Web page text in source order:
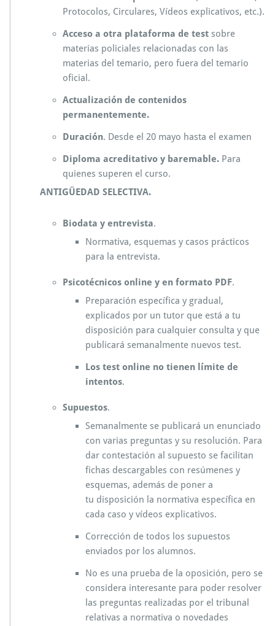
Protocolos, Circulares, Vídeos explicativos, etc.).
Acceso a otra plataforma de testsobre
materias policiales relacionadas con las
materias del temario, pero fuera del temario
oficial.
Actualización de contenidos
permanentemente.
Duración. Desde el 20 mayo hasta el examen
Diploma acreditativo y baremable.Para
quienes superen el curso.
ANTIGÜEDAD SELECTIVA.
Biodata y entrevista.
Normativa, esquemas y casos prácticos
para la entrevista.
Psicotécnicos online y en formato PDF.
Preparación específica y gradual,
explicados por un tutor que está a tu
disposición para cualquier consulta y que
publicará semanalmente nuevos test.
Los test online no tienen límite de
intentos.
Supuestos.
Semanalmente se publicará un enunciado
con varias preguntas y su resolución. Para
dar contestación al supuesto se facilitan
fichas descargables con resúmenes y
esquemas, además de poner a
tu disposición la normativa específica en
cada caso y vídeos explicativos.
Corrección de todos los supuestos
enviados por los alumnos.
No es una prueba de la oposición, pero se
considera interesante para poder resolver
las preguntas realizadas por el tribunal
relativas a normativa o novedades